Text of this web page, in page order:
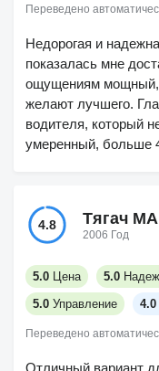
Переведено
Недорогая и
показалась мне
ощущениям мощный,
желают лучшего.
водителя, который
умеренный, больше
4.8 Тягач
2006 Год
5.0 Цена 5.0
5.0 Управление 4.0
Переведено
Отличный вариант